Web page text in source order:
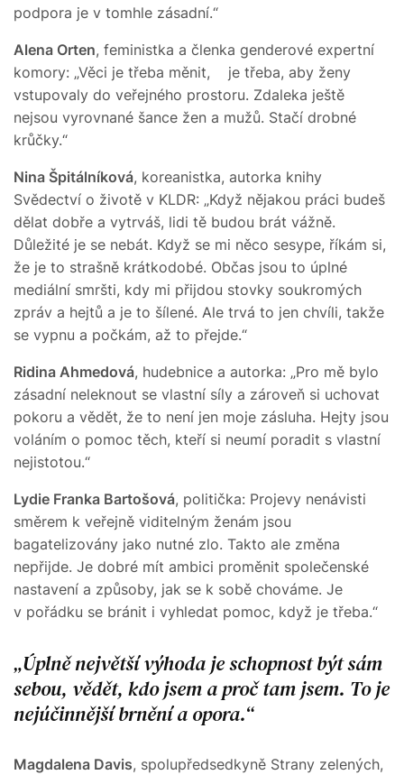
podpora je v tomhle zásadní.“
Alena Orten, feministka a členka genderové expertní
komory: „Věci je třeba měnit, je třeba, aby ženy
vstupovaly do veřejného prostoru. Zdaleka ještě
nejsou vyrovnané šance žen a mužů. Stačí drobné
krůčky.“
Nina Špitálníková, koreanistka, autorka knihy
Svědectví o životě v KLDR: „Když nějakou práci budeš
dělat dobře a vytrváš, lidi tě budou brát vážně.
Důležité je se nebát. Když se mi něco sesype, říkám si,
že je to strašně krátkodobé. Občas jsou to úplné
mediální smršti, kdy mi přijdou stovky soukromých
zpráv a hejtů a je to šílené. Ale trvá to jen chvíli, takže
se vypnu a počkám, až to přejde.“
Ridina Ahmedová, hudebnice a autorka: „Pro mě bylo
zásadní neleknout se vlastní síly a zároveň si uchovat
pokoru a vědět, že to není jen moje zásluha. Hejty jsou
voláním o pomoc těch, kteří si neumí poradit s vlastní
nejistotou.“
Lydie Franka Bartošová, politička: Projevy nenávisti
směrem k veřejně viditelným ženám jsou
bagatelizovány jako nutné zlo. Takto ale změna
nepřijde. Je dobré mít ambici proměnit společenské
nastavení a způsoby, jak se k sobě chováme. Je
v pořádku se bránit i vyhledat pomoc, když je třeba.“
Úplně největší výhoda je schopnost být sám
sebou, vědět, kdo jsem a proč tam jsem. To je
nejúčinnější brnění a opora.
Magdalena Davis, spolupředsedkyně Strany zelených,